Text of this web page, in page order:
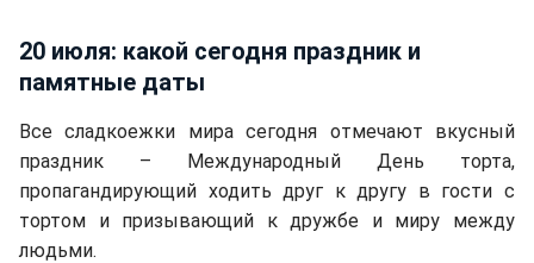
20 июля: какой сегодня праздник и
памятные даты
Все сладкоежки мира сегодня отмечают вкусный
праздник – Международный День торта,
пропагандирующий ходить друг к другу в гости с
тортом и призывающий к дружбе и миру между
людьми.